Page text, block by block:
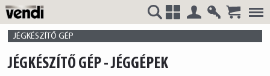
VENDI
JÉGKÉSZÍTŐ GÉP
JÉGKÉSZÍTŐ GÉP - JÉGGÉPEK